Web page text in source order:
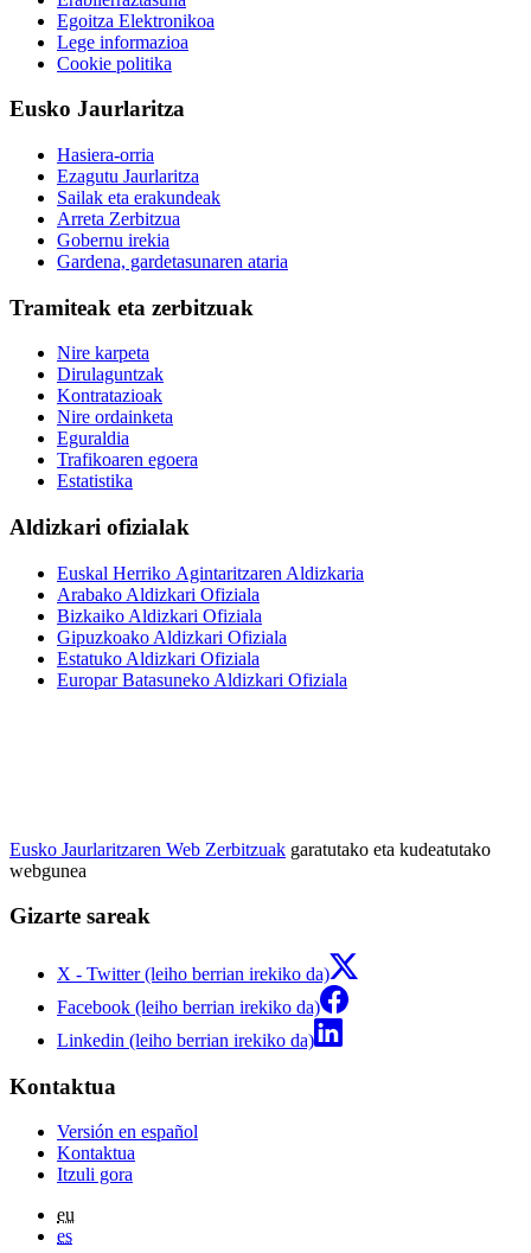
Egoitza Elektronikoa
Lege informazioa
Cookie politika
Eusko Jaurlaritza
Hasiera-orria
Ezagutu Jaurlaritza
Sailak eta erakundeak
Arreta Zerbitzua
Gobernu irekia
Gardena, gardetasunaren ataria
Tramiteak eta zerbitzuak
Nire karpeta
Dirulaguntzak
Kontratazioak
Nire ordainketa
Eguraldia
Trafikoaren egoera
Estatistika
Aldizkari ofizialak
Euskal Herriko Agintaritzaren Aldizkaria
Arabako Aldizkari Ofiziala
Bizkaiko Aldizkari Ofiziala
Gipuzkoako Aldizkari Ofiziala
Estatuko Aldizkari Ofiziala
Europar Batasuneko Aldizkari Ofiziala
Eusko Jaurlaritzaren Web Zerbitzuak garatutako eta kudeatutako
webgunea
Gizarte sareak
X - Twitter (leiho berrian irekiko da)
Facebook (leiho berrian irekiko da)
Linkedin (leiho berrian irekiko da)
Kontaktua
Versión en español
Kontaktua
Itzuli gora
eu
es